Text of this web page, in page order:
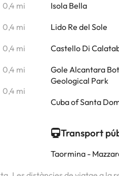
0,4 mi
0,4 mi
0,4 mi
0,4 mi
0,4 mi
Isola Bella
Lido Re del Sole
Castello Di
Gole Alcantara
Geological Park
Cuba of Santa
Transport
Taormina -